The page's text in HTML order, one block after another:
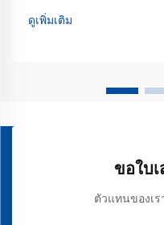
รอยยิ้มที่สดใสยิ่งขึ้น กระ
แบบดั้งเดิม...
ดูเพิ่มเติม
ขอใบ
ตัวแทนของเ